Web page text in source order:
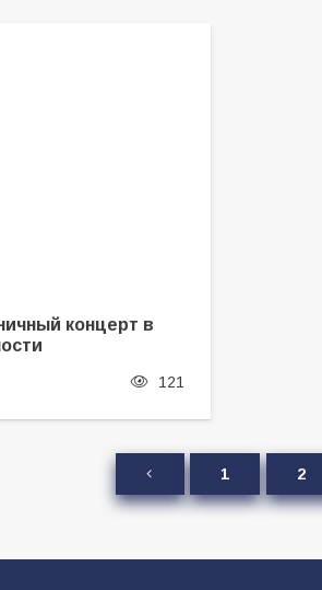
концерт в
121
1 2